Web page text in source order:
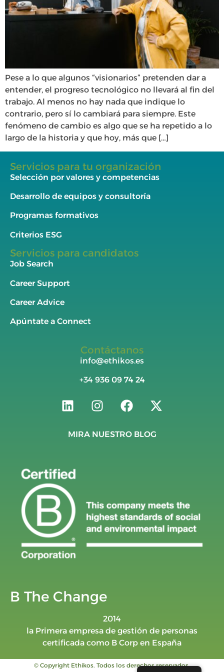
Pese a lo que algunos “visionarios” pretenden dar a
entender, el progreso tecnológico no llevará al fin del
trabajo. Al menos no hay nada que indique lo
contrario, pero sí lo cambiará para siempre. Este
fenómeno de cambio es algo que se ha repetido a lo
largo de la historia y que hoy, más que […]
Servicios para tu organización
Selección por valores y competencias
Desarrollo de equipos y consultoría
Programas formativos
Criterios ESG
Servicios para candidatos
Job Search
Career Support
Career Advice
Apúntate a Connect
Contáctanos
info@ethikos.es
+34 936 09 74 24
MIRA NUESTRO BLOG
B The Change
2014
la Primera empresa de gestión de personas
certificada como B Corp en España
© Copyright Ethikos. Todos los derechos reservados.